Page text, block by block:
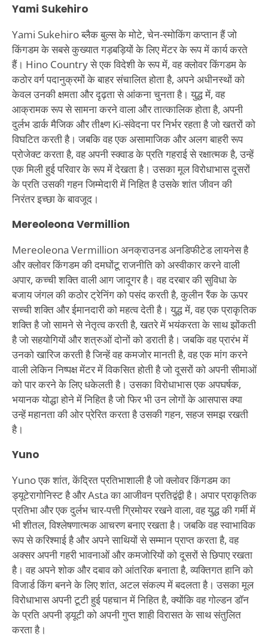
Yami Sukehiro
Yami Sukehiro ब्लैक बुल्स के मोटे, चेन-स्मोकिंग कप्तान हैं जो
किंगडम के सबसे कुख्यात गड़बड़ियों के लिए मेंटर के रूप में कार्य करते
हैं। Hino Country से एक विदेशी के रूप में, वह क्लोवर किंगडम के
कठोर वर्ग पदानुक्रमों के बाहर संचालित होता है, अपने अधीनस्थों को
केवल उनकी क्षमता और दृढ़ता से आंकना चुनता है। युद्ध में, वह
आक्रामक रूप से सामना करने वाला और तात्कालिक होता है, अपनी
दुर्लभ डार्क मैजिक और तीक्ष्ण Ki-संवेदना पर निर्भर रहता है जो खतरों को
विघटित करती है। जबकि वह एक असामाजिक और अलग बाहरी रूप
प्रोजेक्ट करता है, वह अपनी स्क्वाड के प्रति गहराई से रक्षात्मक है, उन्हें
एक मिली हुई परिवार के रूप में देखता है। उसका मूल विरोधाभास दूसरों
के प्रति उसकी गहन जिम्मेदारी में निहित है उसके शांत जीवन की
निरंतर इच्छा के बावजूद।
Mereoleona Vermillion
Mereoleona Vermillion अनक्राउनड अनडिफीटेड लायनेस है
और क्लोवर किंगडम की दमघोंटू राजनीति को अस्वीकार करने वाली
अपार, कच्ची शक्ति वाली आग जादूगर है। वह दरबार की सुविधा के
बजाय जंगल की कठोर ट्रेनिंग को पसंद करती है, कुलीन रैंक के ऊपर
सच्ची शक्ति और ईमानदारी को महत्व देती है। युद्ध में, वह एक प्राकृतिक
शक्ति है जो सामने से नेतृत्व करती है, खतरे में भयंकरता के साथ झोंकती
है जो सहयोगियों और शत्रुओं दोनों को डराती है। जबकि वह प्रारंभ में
उनको खारिज करती है जिन्हें वह कमजोर मानती है, वह एक मांग करने
वाली लेकिन निष्पक्ष मेंटर में विकसित होती है जो दूसरों को अपनी सीमाओं
को पार करने के लिए धकेलती है। उसका विरोधाभास एक अपघर्षक,
भयानक योद्धा होने में निहित है जो फिर भी उन लोगों के आसपास क्या
उन्हें महानता की ओर प्रेरित करता है उसकी गहन, सहज समझ रखती
है।
Yuno
Yuno एक शांत, केंद्रित प्रतिभाशाली है जो क्लोवर किंगडम का
ड्यूटेरागोनिस्ट है और Asta का आजीवन प्रतिद्वंद्वी है। अपार प्राकृतिक
प्रतिभा और एक दुर्लभ चार-पत्ती ग्रिमोयर रखने वाला, वह युद्ध की गर्मी में
भी शीतल, विश्लेषणात्मक आचरण बनाए रखता है। जबकि वह स्वाभाविक
रूप से करिश्माई है और अपने साथियों से सम्मान प्राप्त करता है, वह
अक्सर अपनी गहरी भावनाओं और कमजोरियों को दूसरों से छिपाए रखता
है। वह अपने शोक और दबाव को आंतरिक बनाता है, व्यक्तिगत हानि को
विजार्ड किंग बनने के लिए शांत, अटल संकल्प में बदलता है। उसका मूल
विरोधाभास अपनी टूटी हुई पहचान में निहित है, क्योंकि वह गोल्डन डॉन
के प्रति अपनी ड्यूटी को अपनी गुप्त शाही विरासत के साथ संतुलित
करता है।